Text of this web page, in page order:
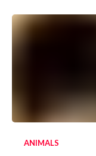
ANIMALS